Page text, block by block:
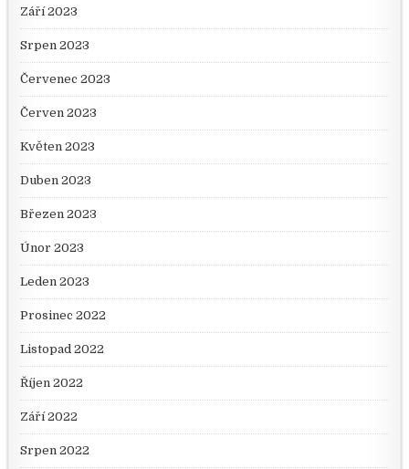
Září 2023
Srpen 2023
Červenec 2023
Červen 2023
Květen 2023
Duben 2023
Březen 2023
Únor 2023
Leden 2023
Prosinec 2022
Listopad 2022
Říjen 2022
Září 2022
Srpen 2022